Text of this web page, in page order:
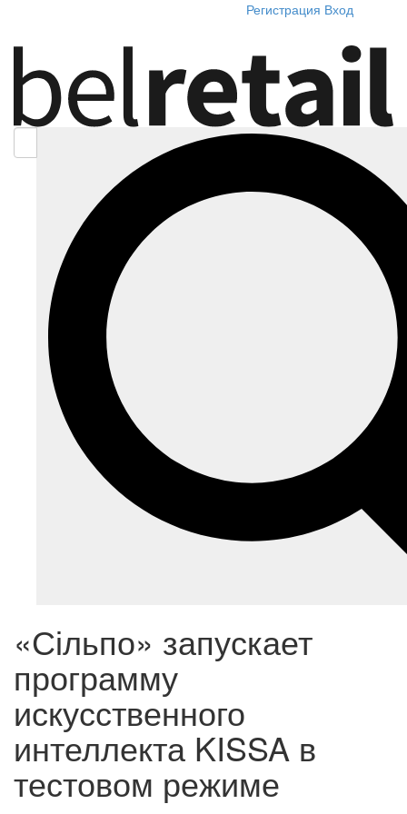
Регистрация Вход
«Сільпо» запускает
программу
искусственного
интеллекта KISSA в
тестовом режиме